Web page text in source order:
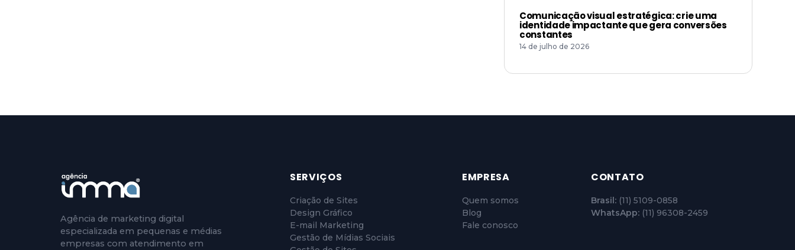
Comunicação visual estratégica: crie uma
identidade impactante que gera conversões
constantes
14 de julho de 2026
Agência de marketing digital
especializada em pequenas e médias
empresas com atendimento em
SERVIÇOS
Criação de Sites
Design Gráfico
E-mail Marketing
Gestão de Mídias Sociais
EMPRESA
Quem somos
Blog
Fale conosco
CONTATO
Brasil: (11) 5109-0858
WhatsApp: (11) 96308-2459